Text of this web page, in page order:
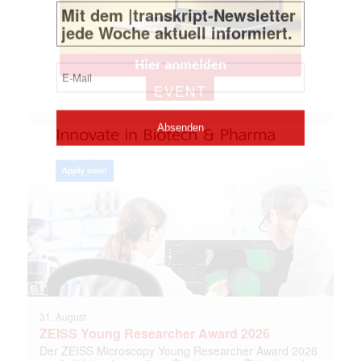
EVENT
31. August
ZEISS Young Researcher Award 2026
Der ZEISS Microscopy Young Researcher Award 2026